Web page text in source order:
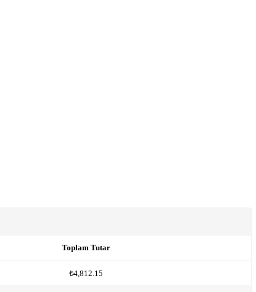
Toplam Tutar
₺4,812.15